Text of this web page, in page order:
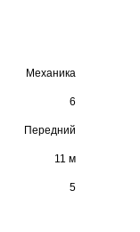
Механика
6
Передний
11 м
5